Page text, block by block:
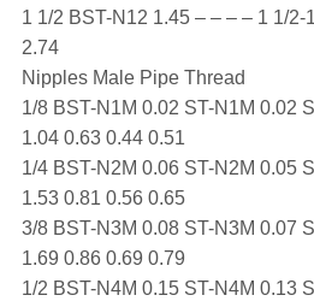
1 1/2 BST-N12 1.45 – – – – 1 1/2-
2.74
Nipples Male Pipe Thread
1/8 BST-N1M 0.02 ST-N1M 0.02
1.04 0.63 0.44 0.51
1/4 BST-N2M 0.06 ST-N2M 0.05
1.53 0.81 0.56 0.65
3/8 BST-N3M 0.08 ST-N3M 0.07
1.69 0.86 0.69 0.79
1/2 BST-N4M 0.15 ST-N4M 0.13